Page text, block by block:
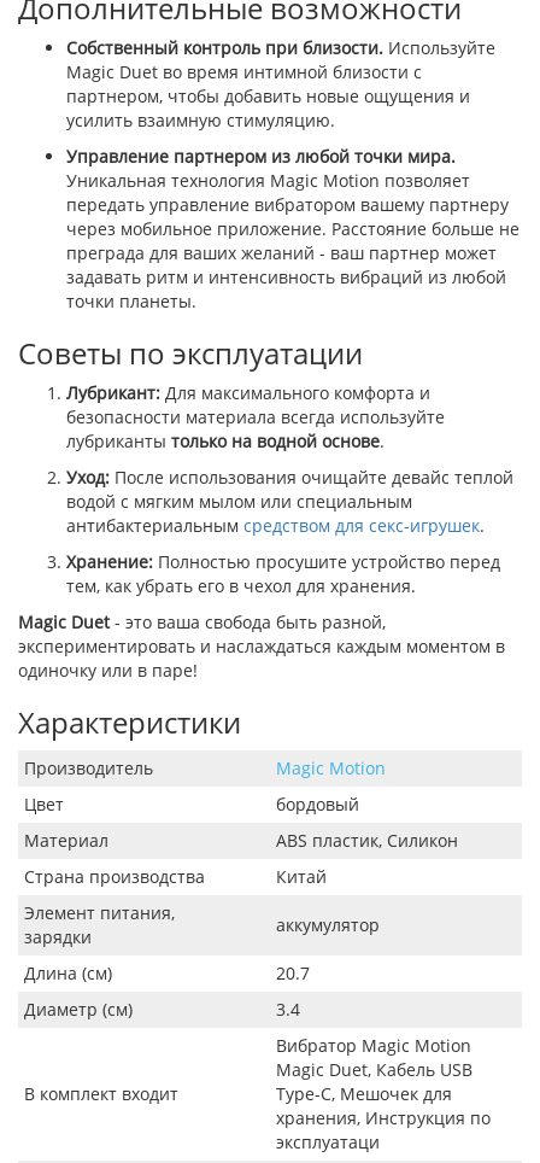
Собственный контроль при близости. Используйте
Magic Duet во время интимной близости с
партнером, чтобы добавить новые ощущения и
усилить взаимную стимуляцию.
Управление партнером из любой точки мира.
Уникальная технология Magic Motion позволяет
передать управление вибратором вашему партнеру
через мобильное приложение. Расстояние больше не
преграда для ваших желаний - ваш партнер может
задавать ритм и интенсивность вибраций из любой
точки планеты.
Советы по эксплуатации
Лубрикант: Для максимального комфорта и
безопасности материала всегда используйте
лубриканты только на водной основе.
Уход: После использования очищайте девайс теплой
водой с мягким мылом или специальным
антибактериальным средством для секс-игрушек.
Хранение: Полностью просушите устройство перед
тем, как убрать его в чехол для хранения.
Magic Duet- это ваша свобода быть разной,
экспериментировать и наслаждаться каждым моментом в
одиночку или в паре!
Характеристики
Производитель
Magic Motion
Цвет
бордовый
Материал
ABS пластик, Силикон
Страна производства
Китай
Элемент питания,
зарядки
аккумулятор
Длина (см)
20.7
Диаметр (см)
3.4
В комплект входит
Вибратор Magic Motion
Magic Duet, Кабель USB
Type-C, Мешочек для
хранения, Инструкция по
эксплуатаци